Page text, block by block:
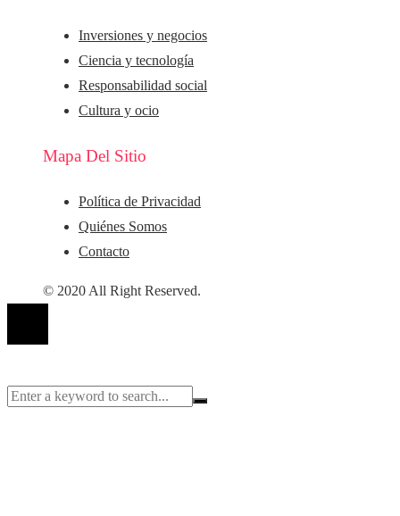
Inversiones y negocios
Ciencia y tecnología
Responsabilidad social
Cultura y ocio
Mapa Del Sitio
Política de Privacidad
Quiénes Somos
Contacto
© 2020 All Right Reserved.